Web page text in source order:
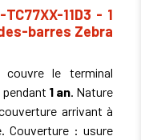
11D3 - 1
barres Zebra
couvre le terminal
pendant 1 an. Nature
arrivant à
Couverture : usure